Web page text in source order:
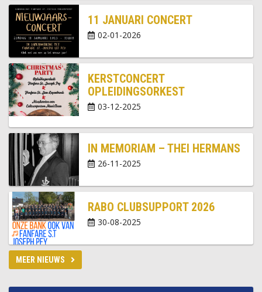
11 JANUARI CONCERT
02-01-2026
KERSTCONCERT
OPLEIDINGSORKEST
03-12-2025
IN MEMORIAM – THEI HERMANS
26-11-2025
RABO CLUBSUPPORT 2026
30-08-2025
MEER NIEUWS